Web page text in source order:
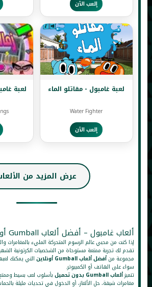
إلعب الآن
لعبة غامبول - مقاتلو الماء
Water Fighter
إلعب الآن
لعبة
عرض المزيد من
ألعاب غامبول – أفضل ألعاب Gumball أونلاين بدون تحميل
إذا كنت من محبي عالم الرسوم المتحركة المليء بالمغامرات
تقدم لك تجربة ممتعة مستوحاة من الشخصيات الكرتونية
مجموعة من أفضل ألعاب Gumball أونلاين
التي يمكنك
سواء على الهاتف أو الكمبيوتر.
تتميز ألعاب Gumball بدون تحميل
بأسلوب لعب بسيط
مغامرات شيقة، حل الألغاز، أو الدخول في تحديات مليئة